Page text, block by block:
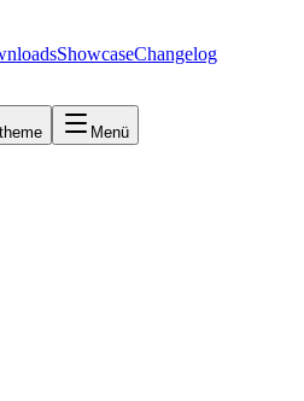
ShowcaseChangelog
Menü